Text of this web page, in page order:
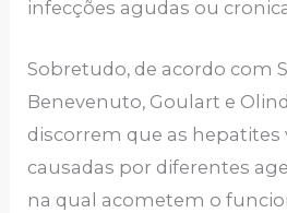
infecções agudas ou
Sobretudo, de acordo com
Benevenuto, Goulart e
discorrem que as hepatites
causadas por diferentes
na qual acometem o